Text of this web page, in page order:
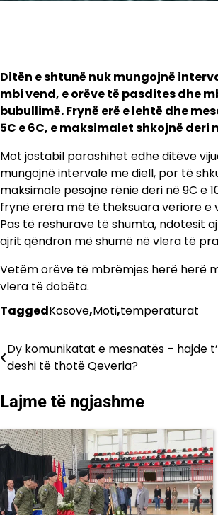
Ditën e shtunë nuk mungojnë
mbi vend, e orëve të pasdites dhe
bubullimë. Frynë erë e lehtë dhe
5C e 6C, e maksimalet shkojnë deri
Mot jostabil parashihet edhe ditëve
mungojnë intervale me diell, por të
maksimale pësojnë rënie deri në 9C e
frynë erëra më të theksuara veriore e
Pas të reshurave të shumta, ndotësit
ajrit qëndron më shumë në vlera të
Vetëm orëve të mbrëmjes herë herë
vlera të dobëta.
TaggedKosove,Moti,temperaturat
Lëvizje
postimet
Dy komunikatat e mesnatës – hajde
deshi të thotë Qeveria?
Lajme të ngjashme